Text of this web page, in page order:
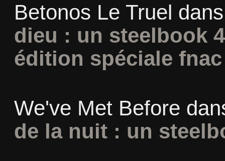
Betonos Le Truel
dieu : un steelbook
édition spéciale
We've Met Before
de la nuit : un